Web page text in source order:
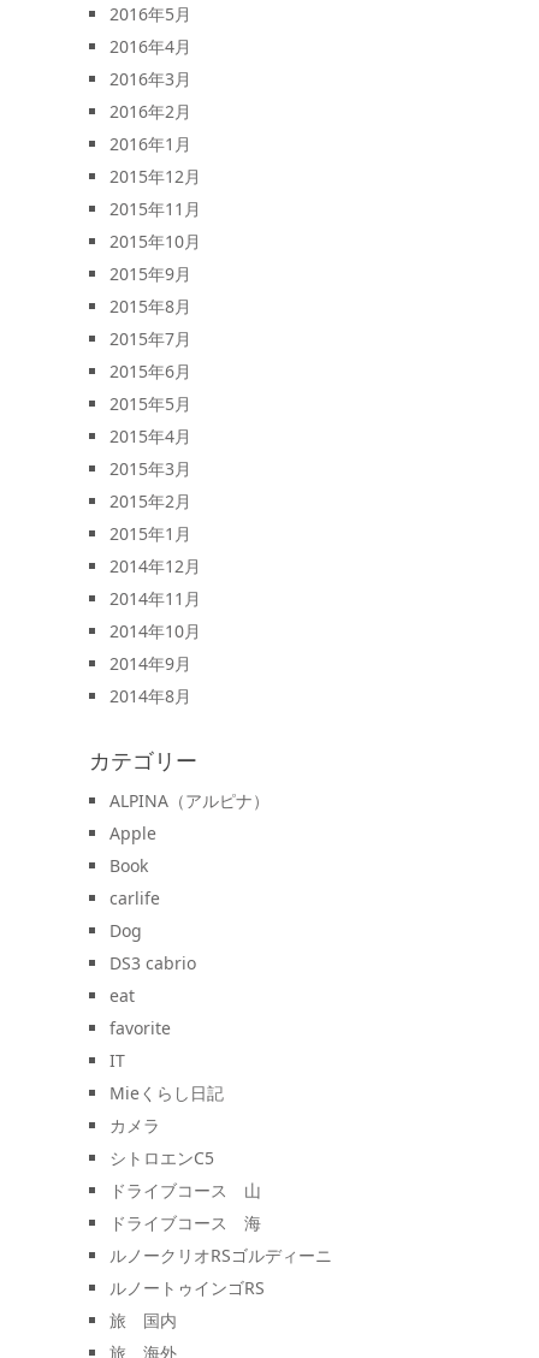
2016年5月
2016年4月
2016年3月
2016年2月
2016年1月
2015年12月
2015年11月
2015年10月
2015年9月
2015年8月
2015年7月
2015年6月
2015年5月
2015年4月
2015年3月
2015年2月
2015年1月
2014年12月
2014年11月
2014年10月
2014年9月
2014年8月
カテゴリー
ALPINA（アルピナ）
Apple
Book
carlife
Dog
DS3 cabrio
eat
favorite
IT
Mieくらし日記
カメラ
シトロエンC5
ドライブコース 山
ドライブコース 海
ルノークリオRSゴルディーニ
ルノートゥインゴRS
旅 国内
旅 海外